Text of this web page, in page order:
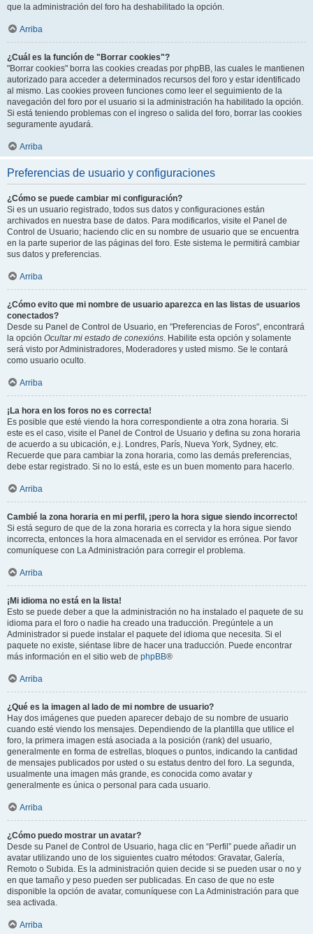
que la administración del foro ha deshabilitado la opción.
Arriba
¿Cuál es la función de "Borrar cookies"?
"Borrar cookies" borra las cookies creadas por phpBB, las cuales le mantienen
autorizado para acceder a determinados recursos del foro y estar identificado
al mismo. Las cookies proveen funciones como leer el seguimiento de la
navegación del foro por el usuario si la administración ha habilitado la opción.
Si está teniendo problemas con el ingreso o salida del foro, borrar las cookies
seguramente ayudará.
Arriba
Preferencias de usuario y configuraciones
¿Cómo se puede cambiar mi configuración?
Si es un usuario registrado, todos sus datos y configuraciones están
archivados en nuestra base de datos. Para modificarlos, visite el Panel de
Control de Usuario; haciendo clic en su nombre de usuario que se encuentra
en la parte superior de las páginas del foro. Este sistema le permitirá cambiar
sus datos y preferencias.
Arriba
¿Cómo evito que mi nombre de usuario aparezca en las listas de usuarios
conectados?
Desde su Panel de Control de Usuario, en "Preferencias de Foros", encontrará
la opción Ocultar mi estado de conexións . Habilite esta opción y solamente
será visto por Administradores, Moderadores y usted mismo. Se le contará
como usuario oculto.
Arriba
¡La hora en los foros no es correcta!
Es posible que esté viendo la hora correspondiente a otra zona horaria. Si
este es el caso, visite el Panel de Control de Usuario y defina su zona horaria
de acuerdo a su ubicación, e.j. Londres, París, Nueva York, Sydney, etc.
Recuerde que para cambiar la zona horaria, como las demás preferencias,
debe estar registrado. Si no lo está, este es un buen momento para hacerlo.
Arriba
Cambié la zona horaria en mi perfil, ¡pero la hora sigue siendo incorrecto!
Si está seguro de que de la zona horaria es correcta y la hora sigue siendo
incorrecta, entonces la hora almacenada en el servidor es errónea. Por favor
comuníquese con La Administración para corregir el problema.
Arriba
¡Mi idioma no está en la lista!
Esto se puede deber a que la administración no ha instalado el paquete de su
idioma para el foro o nadie ha creado una traducción. Pregúntele a un
Administrador si puede instalar el paquete del idioma que necesita. Si el
paquete no existe, siéntase libre de hacer una traducción. Puede encontrar
más información en el sitio web de phpBB®
Arriba
¿Qué es la imagen al lado de mi nombre de usuario?
Hay dos imágenes que pueden aparecer debajo de su nombre de usuario
cuando esté viendo los mensajes. Dependiendo de la plantilla que utilice el
foro, la primera imagen está asociada a la posición (rank) del usuario,
generalmente en forma de estrellas, bloques o puntos, indicando la cantidad
de mensajes publicados por usted o su estatus dentro del foro. La segunda,
usualmente una imagen más grande, es conocida como avatar y
generalmente es única o personal para cada usuario.
Arriba
¿Cómo puedo mostrar un avatar?
Desde su Panel de Control de Usuario, haga clic en “Perfil” puede añadir un
avatar utilizando uno de los siguientes cuatro métodos: Gravatar, Galería,
Remoto o Subida. Es la administración quien decide si se pueden usar o no y
en que tamaño y peso pueden ser publicadas. En caso de que no este
disponible la opción de avatar, comuníquese con La Administración para que
sea activada.
Arriba